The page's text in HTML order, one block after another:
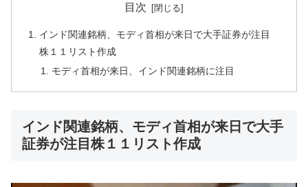
目次
インド関連銘柄、モディ首相が来日で大手証券が注目
株１１リスト作成
モディ首相が来日、インド関連銘柄に注目
インド関連銘柄、モディ首相が来日で大手
証券が注目株１１リスト作成